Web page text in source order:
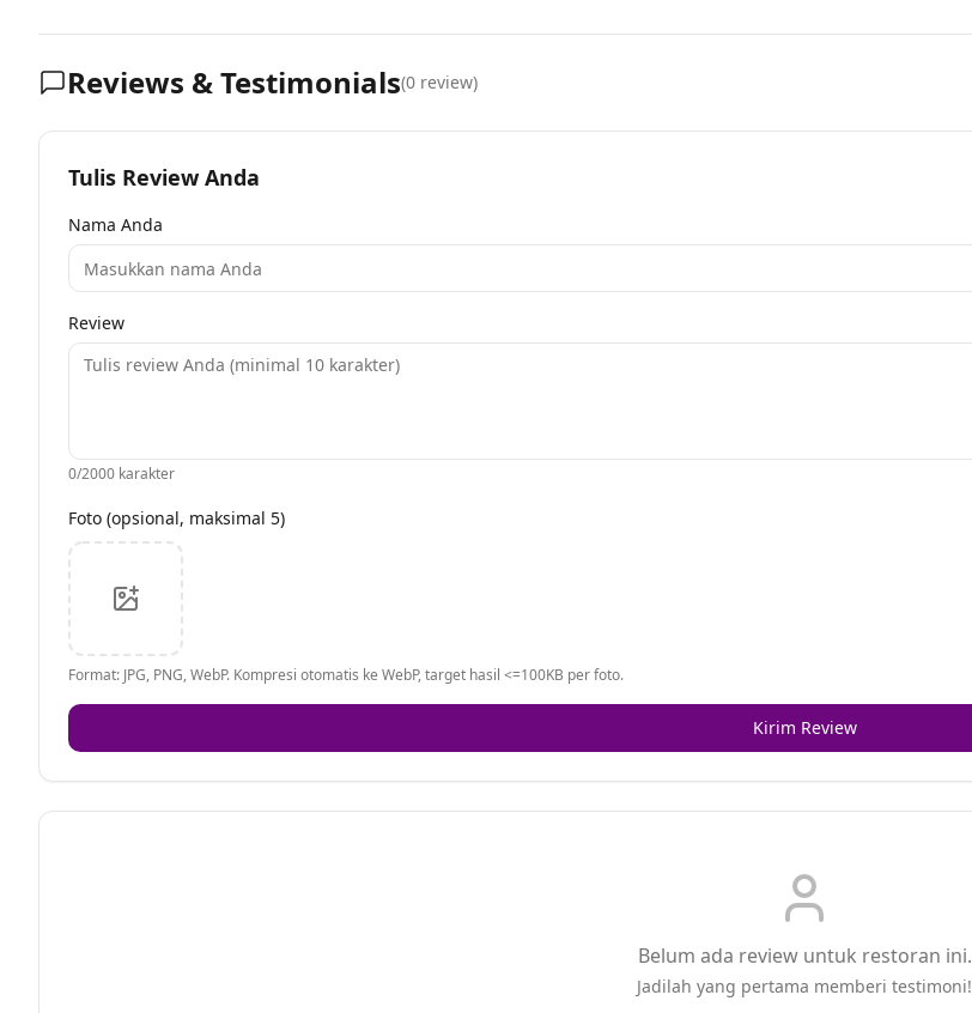
Reviews & Testimonials(0 review)
Tulis Review Anda
Nama Anda
Review
0/2000 karakter
Foto (opsional, maksimal 5)
Format: JPG, PNG, WebP. Kompresi otomatis ke WebP, target hasil <=100KB per foto.
Kirim Review
Belum ada review untuk restoran ini.
Jadilah yang pertama memberi testimoni!